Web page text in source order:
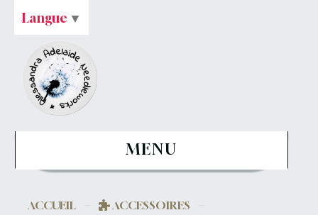
MENU
ACCUEIL
ACCESSOIRES
Langue ▼